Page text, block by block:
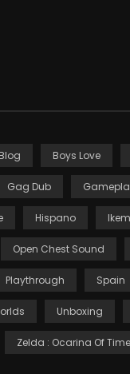
Blog Boys Love
Gag Dub
Hispano
Open Chest Sound
Playthrough Spain
Unboxing
Zelda : Ocarina Of